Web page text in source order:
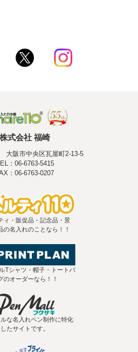
株式会社 福崎
大阪市中央区瓦屋町2-13-5
：06-6763-5415
：06-6763-0207
ィ・販促品・記念品・景
の名入れのことなら！！
Tシャツ・帽子・トートバ
のオーダーなら！！
な名入れペン制作に特化
したサイトです。